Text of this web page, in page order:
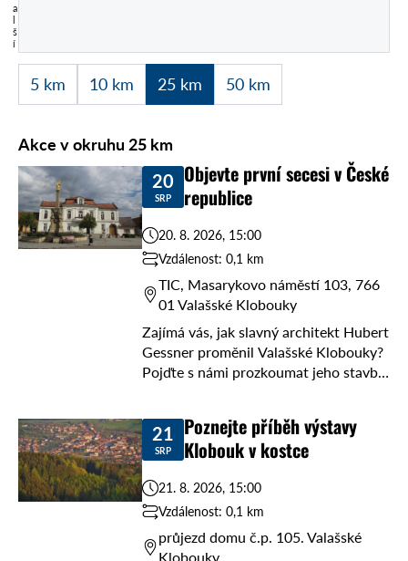
a
l
š
í
5 km 10 km 25 km 50 km
Akce v okruhu 25 km
20
SRP
Objevte první secesi v České
republice
20. 8. 2026, 15:00
Vzdálenost: 0,1 km
TIC, Masarykovo náměstí 103, 766
01 Valašské Klobouky
Zajímá vás, jak slavný architekt Hubert
Gessner proměnil Valašské Klobouky?
Pojďte s námi prozkoumat jeho stavby
„Hubert Gessner a ...
21
SRP
Poznejte příběh výstavy
Klobouk v kostce
21. 8. 2026, 15:00
Vzdálenost: 0,1 km
průjezd domu č.p. 105. Valašské
Klobouky